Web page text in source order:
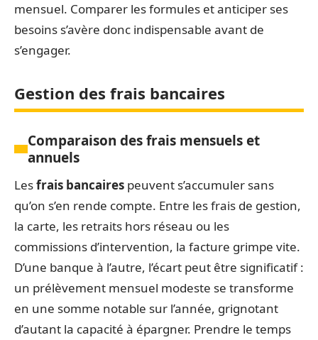
mensuel. Comparer les formules et anticiper ses
besoins s’avère donc indispensable avant de
s’engager.
Gestion des frais bancaires
Comparaison des frais mensuels et
annuels
Lesfrais bancaires peuvent s’accumuler sans
qu’on s’en rende compte. Entre les frais de gestion,
la carte, les retraits hors réseau ou les
commissions d’intervention, la facture grimpe vite.
D’une banque à l’autre, l’écart peut être significatif :
un prélèvement mensuel modeste se transforme
en une somme notable sur l’année, grignotant
d’autant la capacité à épargner. Prendre le temps